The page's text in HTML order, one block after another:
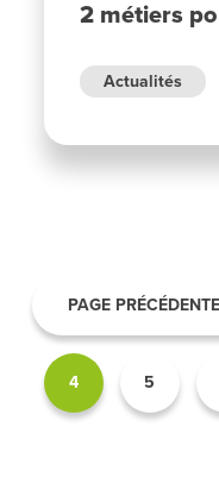
2 métiers
Actualités
PAGE PRÉCÉDENTE
4 5